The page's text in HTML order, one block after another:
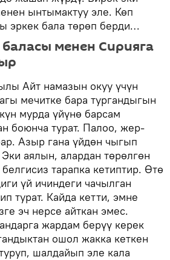
ынтымактуу эле. Көп
эркек бала төрөп берди…
менен Сирияга
Айт намазын окуу үчүн
мечитке бара тургандыгын
мурда үйүнө барсам
боюнча турат. Палоо, жер-
Азыр гана үйдөн чыгып
аялын, алардан төрөлгөн
тарапка кетиптир. Өтө
үй ичиндеги чачылган
турат. Кайда кетти, эмне
эч нерсе айткан эмес.
жардам берүү керек
ошол жакка кеткен
шалдайып эле кала